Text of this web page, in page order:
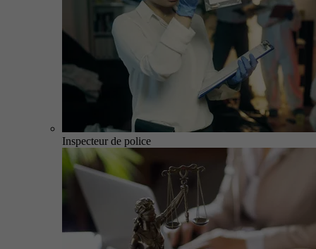
Inspecteur de police